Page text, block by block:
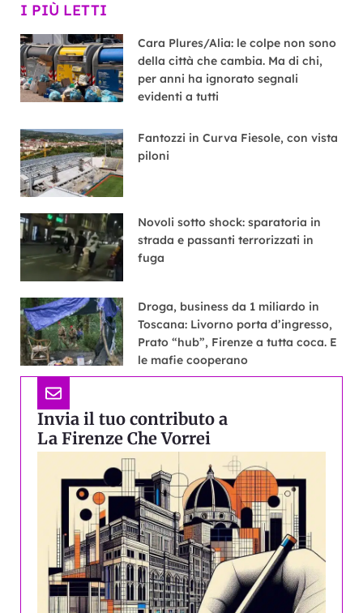
I PIÙ LETTI
Cara Plures/Alia: le colpe non sono
della città che cambia. Ma di chi,
per anni ha ignorato segnali
evidenti a tutti
Fantozzi in Curva Fiesole, con vista
piloni
Novoli sotto shock: sparatoria in
strada e passanti terrorizzati in
fuga
Droga, business da 1 miliardo in
Toscana: Livorno porta d’ingresso,
Prato “hub”, Firenze a tutta coca. E
le mafie cooperano
Invia il tuo contributo a
La Firenze Che Vorrei